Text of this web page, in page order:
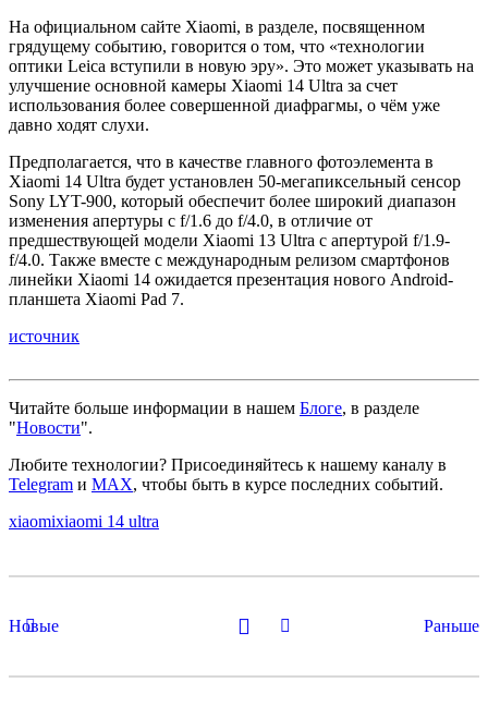
На официальном сайте Xiaomi, в разделе, посвященном
грядущему событию, говорится о том, что «технологии
оптики Leica вступили в новую эру». Это может указывать на
улучшение основной камеры Xiaomi 14 Ultra за счет
использования более совершенной диафрагмы, о чём уже
давно ходят слухи.
Предполагается, что в качестве главного фотоэлемента в
Xiaomi 14 Ultra будет установлен 50-мегапиксельный сенсор
Sony LYT-900, который обеспечит более широкий диапазон
изменения апертуры с f/1.6 до f/4.0, в отличие от
предшествующей модели Xiaomi 13 Ultra с апертурой f/1.9-
f/4.0. Также вместе с международным релизом смартфонов
линейки Xiaomi 14 ожидается презентация нового Android-
планшета Xiaomi Pad 7.
источник
Читайте больше информации в нашем Блоге, в разделе
"Новости".
Любите технологии? Присоединяйтесь к нашему каналу в
Telegram и MAX, чтобы быть в курсе последних событий.
xiaomixiaomi 14 ultra
Новые Раньше